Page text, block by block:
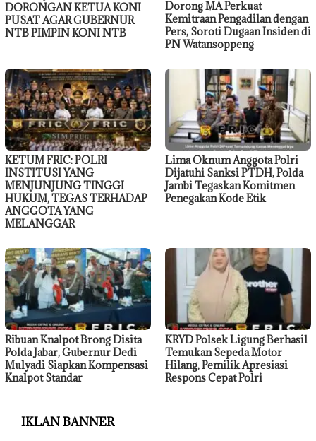
DORONGAN KETUA KONI
PUSAT AGAR GUBERNUR
NTB PIMPIN KONI NTB
Dorong MA Perkuat
Kemitraan Pengadilan dengan
Pers, Soroti Dugaan Insiden di
PN Watansoppeng
KETUM FRIC: POLRI
INSTITUSI YANG
MENJUNJUNG TINGGI
HUKUM, TEGAS TERHADAP
ANGGOTA YANG
MELANGGAR
Lima Oknum Anggota Polri
Dijatuhi Sanksi PTDH, Polda
Jambi Tegaskan Komitmen
Penegakan Kode Etik
Ribuan Knalpot Brong Disita
Polda Jabar, Gubernur Dedi
Mulyadi Siapkan Kompensasi
Knalpot Standar
KRYD Polsek Ligung Berhasil
Temukan Sepeda Motor
Hilang, Pemilik Apresiasi
Respons Cepat Polri
IKLAN BANNER